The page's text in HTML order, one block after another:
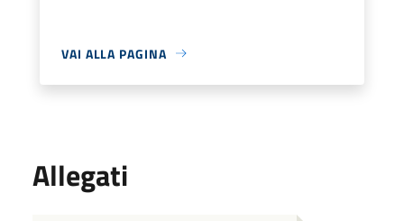
VAI ALLA PAGINA
Allegati